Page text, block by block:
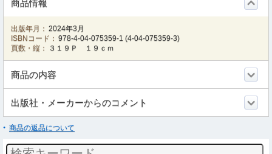
商品情報
出版年月： 2024年3月
ISBNコード： 978-4-04-075359-1 (4-04-075359-3)
頁数・縦：
３１９Ｐ １９ｃｍ
商品の内容
出版社・メーカーからのコメント
商品の返品について